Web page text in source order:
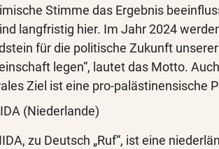
Stimme das Ergebnis
langfristig hier. Im Jahr 2024
für die politische Zukunft unserer
legen“, lautet das Motto.
Ziel ist eine pro-palästinensische
(Niederlande)
zu Deutsch „Ruf“, ist eine